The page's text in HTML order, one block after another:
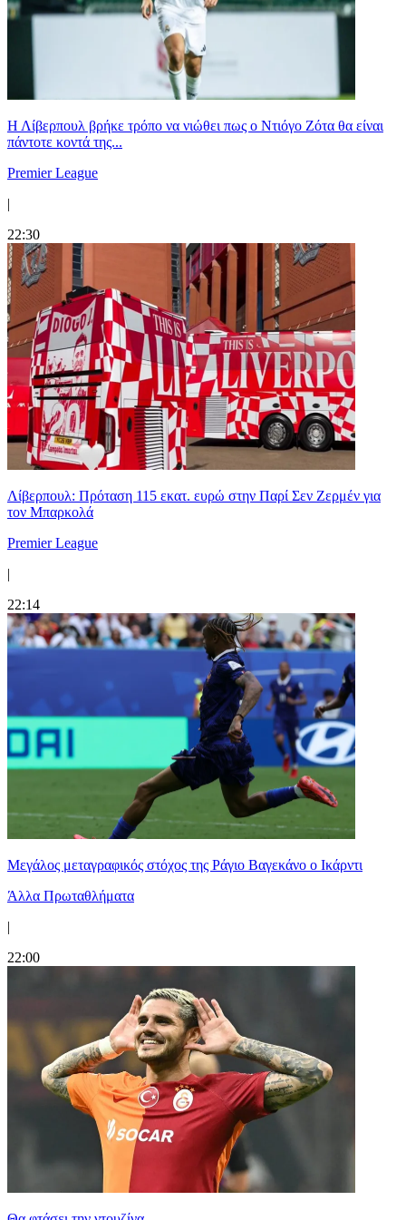
Η Λίβερπουλ βρήκε τρόπο να νιώθει πως ο Ντιόγο Ζότα θα είναι
πάντοτε κοντά της...
Premier League
|
22:30
Λίβερπουλ: Πρόταση 115 εκατ. ευρώ στην Παρί Σεν Ζερμέν για
τον Μπαρκολά
Premier League
|
22:14
Μεγάλος μεταγραφικός στόχος της Ράγιο Βαγεκάνο ο Ικάρντι
Άλλα Πρωταθλήματα
|
22:00